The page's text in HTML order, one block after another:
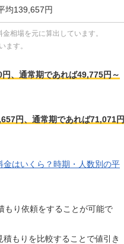
均139,657円
相場を元に算出しています。
ます。
、通常期であれば49,775円～
円、通常期であれば71,071円
金はいくら？時期・人数別の平
もり依頼をすることが可能で
もりを比較することで値引き